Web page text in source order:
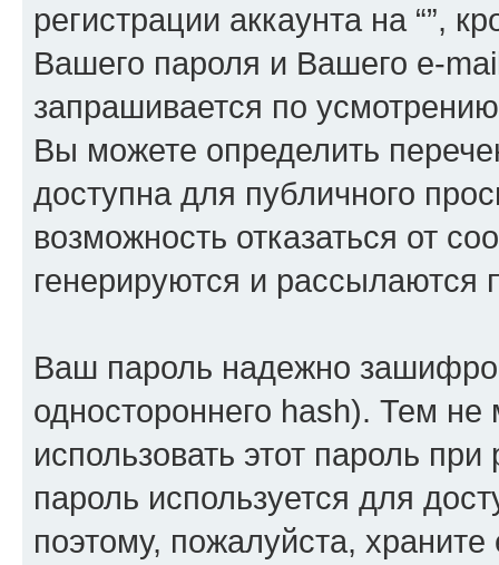
регистрации аккаунта на “”,
Вашего пароля и Вашего e-
запрашивается по
Вы можете определить
доступна для публичного
возможность отказаться от
генерируются и
Ваш пароль надежно
одностороннего hash). Тем
использовать этот пароль
пароль используется для
поэтому, пожалуйста, храните